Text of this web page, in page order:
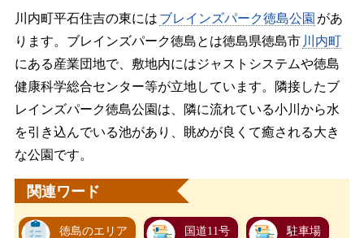
川内町平石住吉の東には ブレインズパーク徳島公園 があ
ります。ブレインズパーク徳島とは徳島県徳島市 川内町
にある産業団地で、敷地内にはジャストシステムや徳島
健康科学総合センター等が立地しています。隣接したブ
レインズパーク徳島公園は、隣に流れている小川から水
を引き込んでいる池があり、眺めが良くて癒される大き
な公園です。
関連ワード
徳島のエリア 国道11号 駐車場